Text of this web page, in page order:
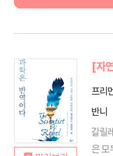
[자
프리
반니
갈릴
은 모